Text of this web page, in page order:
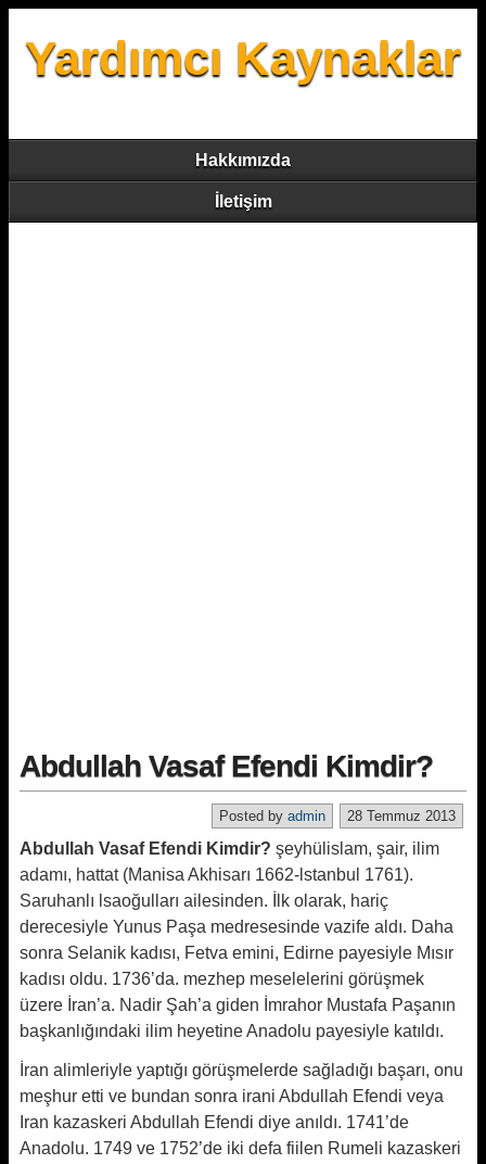
Yardımcı Kaynaklar
Hakkımızda
İletişim
Abdullah Vasaf Efendi Kimdir?
28 Temmuz 2013
Posted by admin
Abdullah Vasaf Efendi Kimdir? şeyhülislam, şair, ilim
adamı, hattat (Manisa Akhisarı 1662-lstanbul 1761).
Saruhanlı lsaoğulları ailesinden. İlk olarak, hariç
derecesiyle Yunus Paşa medresesinde vazife aldı. Daha
sonra Selanik kadısı, Fetva emini, Edirne payesiyle Mısır
kadısı oldu. 1736’da. mezhep meselelerini görüşmek
üzere İran’a. Nadir Şah’a giden İmrahor Mustafa Paşanın
başkanlığındaki ilim heyetine Anadolu payesiyle katıldı.
İran alimleriyle yaptığı görüşmelerde sağladığı başarı, onu
meşhur etti ve bundan sonra irani Abdullah Efendi veya
Iran kazaskeri Abdullah Efendi diye anıldı. 1741’de
Anadolu. 1749 ve 1752’de iki defa fiilen Rumeli kazaskeri